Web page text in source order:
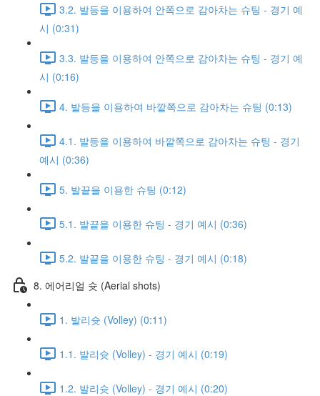
3.2. 발등을 이용하여 안쪽으로 감아차는 슈팅 - 경기 예
시 (0:31)
3.3. 발등을 이용하여 안쪽으로 감아차는 슈팅 - 경기 예
시 (0:16)
4. 발등을 이용하여 바깥쪽으로 감아차는 슈팅 (0:13)
4.1. 발등을 이용하여 바깥쪽으로 감아차는 슈팅 - 경기
예시 (0:36)
5. 발끝을 이용한 슈팅 (0:12)
5.1. 발끝을 이용한 슈팅 - 경기 예시 (0:36)
5.2. 발끝을 이용한 슈팅 - 경기 예시 (0:18)
8. 에어리얼 슛 (Aerial shots)
1. 발리슛 (Volley) (0:11)
1.1. 발리슛 (Volley) - 경기 예시 (0:19)
1.2. 발리슛 (Volley) - 경기 예시 (0:20)